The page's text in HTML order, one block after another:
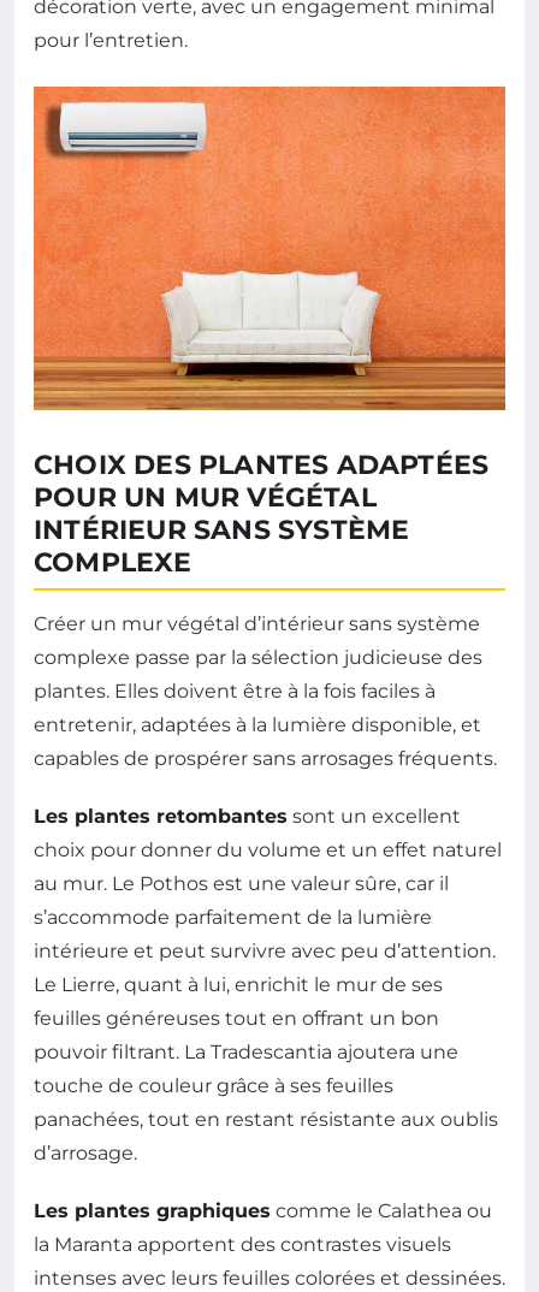
décoration verte, avec un engagement minimal
pour l’entretien.
CHOIX DES PLANTES ADAPTÉES
POUR UN MUR VÉGÉTAL
INTÉRIEUR SANS SYSTÈME
COMPLEXE
Créer un mur végétal d’intérieur sans système
complexe passe par la sélection judicieuse des
plantes. Elles doivent être à la fois faciles à
entretenir, adaptées à la lumière disponible, et
capables de prospérer sans arrosages fréquents.
Les plantes retombantes sont un excellent
choix pour donner du volume et un effet naturel
au mur. Le Pothos est une valeur sûre, car il
s’accommode parfaitement de la lumière
intérieure et peut survivre avec peu d’attention.
Le Lierre, quant à lui, enrichit le mur de ses
feuilles généreuses tout en offrant un bon
pouvoir filtrant. La Tradescantia ajoutera une
touche de couleur grâce à ses feuilles
panachées, tout en restant résistante aux oublis
d’arrosage.
Les plantes graphiques comme le Calathea ou
la Maranta apportent des contrastes visuels
intenses avec leurs feuilles colorées et dessinées.